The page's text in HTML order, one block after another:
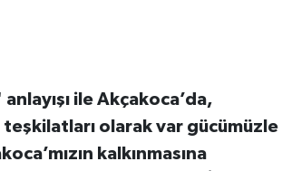
ile Akçakoca’da,
teşkilatları olarak var gücümüzle
kalkınmasına